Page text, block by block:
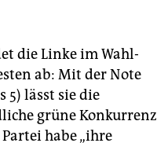
die Linke im Wahl-
ab: Mit der Note
5) lässt sie die
grüne Konkurrenz
habe „ihre